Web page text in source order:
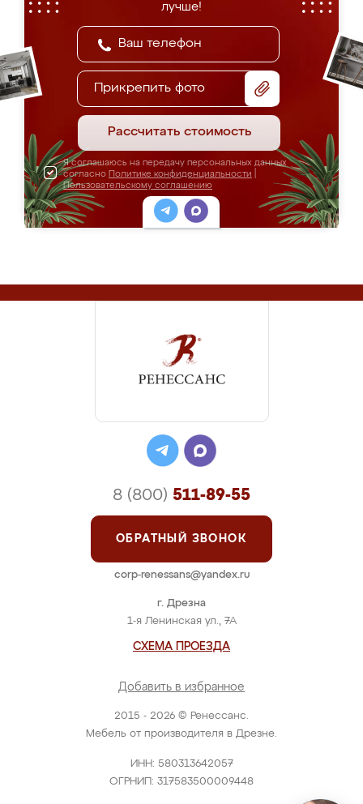
лучше!
Прикрепить фото
Рассчитать стоимость
Я соглашаюсь на передачу персональных данных
согласно Политике конфиденциальности
Пользовательскому соглашению
2015 - 2026 © Ренессанс.
Мебель от производителя в Дрезне.
ИНН: 580313642057
ОГРНИП: 317583500009448
г. Дрезна
1-я Ленинская ул., 7А
СХЕМА ПРОЕЗДА
Добавить в избранное
8 (800) 511-89-55
ОБРАТНЫЙ ЗВОНОК
corp-renessans@yandex.ru